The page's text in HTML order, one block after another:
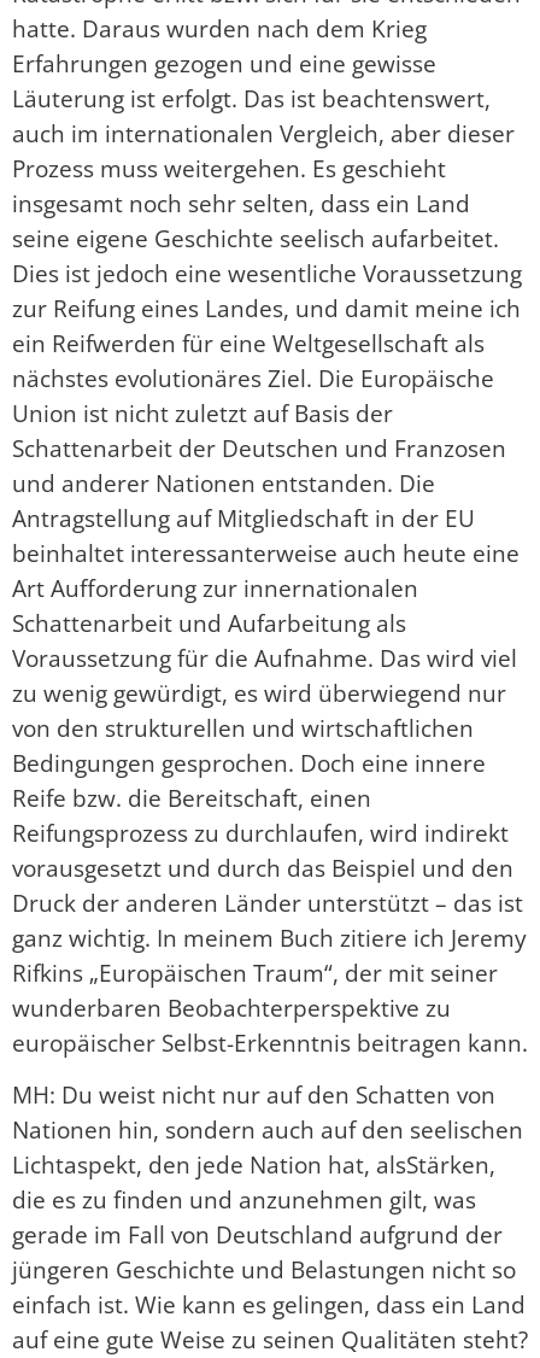
hatte. Daraus wurden nach dem Krieg
Erfahrungen gezogen und eine gewisse
Läuterung ist erfolgt. Das ist beachtenswert,
auch im internationalen Vergleich, aber dieser
Prozess muss weitergehen. Es geschieht
insgesamt noch sehr selten, dass ein Land
seine eigene Geschichte seelisch aufarbeitet.
Dies ist jedoch eine wesentliche Voraussetzung
zur Reifung eines Landes, und damit meine ich
ein Reifwerden für eine Weltgesellschaft als
nächstes evolutionäres Ziel. Die Europäische
Union ist nicht zuletzt auf Basis der
Schattenarbeit der Deutschen und Franzosen
und anderer Nationen entstanden. Die
Antragstellung auf Mitgliedschaft in der EU
beinhaltet interessanterweise auch heute eine
Art Aufforderung zur innernationalen
Schattenarbeit und Aufarbeitung als
Voraussetzung für die Aufnahme. Das wird viel
zu wenig gewürdigt, es wird überwiegend nur
von den strukturellen und wirtschaftlichen
Bedingungen gesprochen. Doch eine innere
Reife bzw. die Bereitschaft, einen
Reifungsprozess zu durchlaufen, wird indirekt
vorausgesetzt und durch das Beispiel und den
Druck der anderen Länder unterstützt – das ist
ganz wichtig. In meinem Buch zitiere ich Jeremy
Rifkins „Europäischen Traum“, der mit seiner
wunderbaren Beobachterperspektive zu
europäischer Selbst-Erkenntnis beitragen kann.
MH: Du weist nicht nur auf den Schatten von
Nationen hin, sondern auch auf den seelischen
Lichtaspekt, den jede Nation hat, alsStärken,
die es zu finden und anzunehmen gilt, was
gerade im Fall von Deutschland aufgrund der
jüngeren Geschichte und Belastungen nicht so
einfach ist. Wie kann es gelingen, dass ein Land
auf eine gute Weise zu seinen Qualitäten steht?